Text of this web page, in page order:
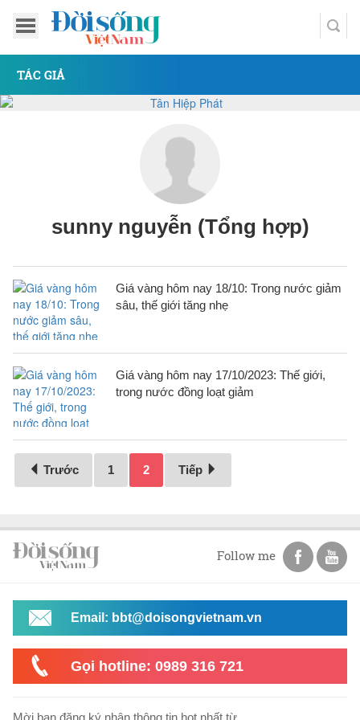
TÁC GIẢ
sunny nguyễn (Tổng hợp)
Giá vàng hôm nay 18/10: Trong nước giảm
sâu, thế giới tăng nhẹ
Giá vàng hôm nay 17/10/2023: Thế giới,
trong nước đồng loạt giảm
Trước 1 2 Tiếp
Follow me
Email: bbt@doisongvietnam.vn
Gọi hotline: 0989 316 721
Mời bạn đăng ký nhận thông tin hot nhất từ